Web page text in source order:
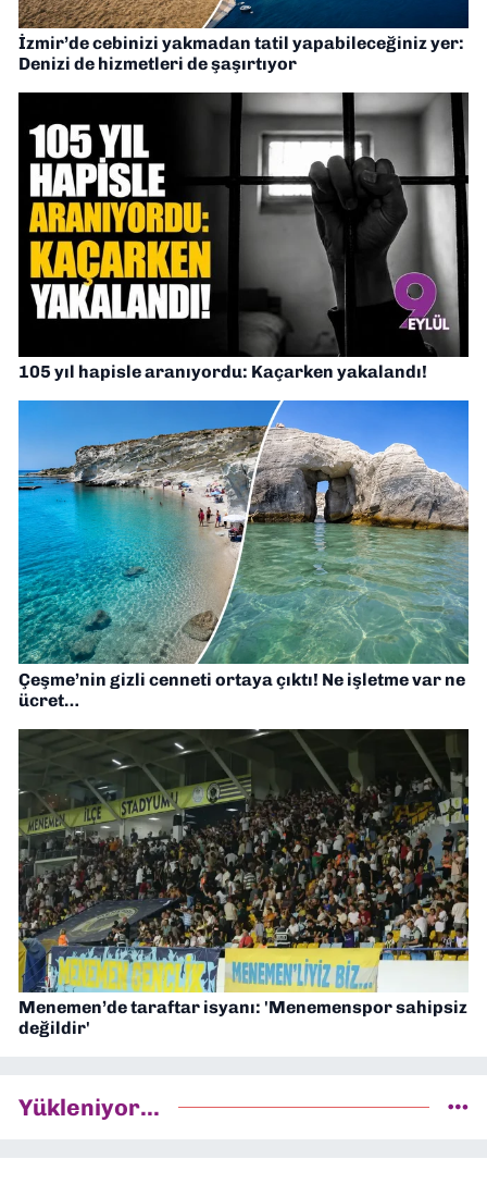
İzmir’de cebinizi yakmadan tatil yapabileceğiniz yer:
Denizi de hizmetleri de şaşırtıyor
105 yıl hapisle aranıyordu: Kaçarken yakalandı!
Çeşme’nin gizli cenneti ortaya çıktı! Ne işletme var ne
ücret…
Menemen’de taraftar isyanı: 'Menemenspor sahipsiz
değildir'
Yükleniyor...